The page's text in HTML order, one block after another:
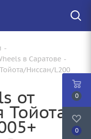
-
в Саратове -
Ниссан/L200
от
Тойота/
0
0